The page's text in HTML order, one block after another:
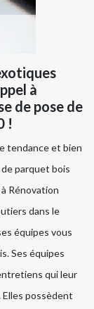
à
de pose de
!
tendance et bien
parquet bois
Rénovation
dans le
équipes vous
Ses équipes
qui leur
possèdent